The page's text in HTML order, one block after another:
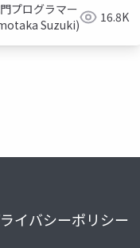
プログラマー
Suzuki)
16.8K
イバシーポリシー